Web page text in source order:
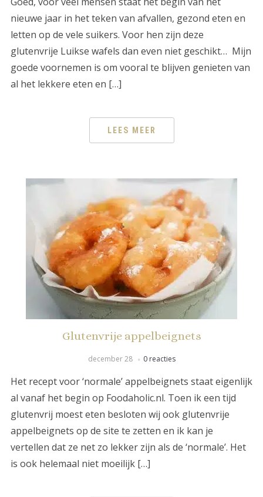
nieuwe jaar in het teken van afvallen, gezond eten en
letten op de vele suikers. Voor hen zijn deze
glutenvrije Luikse wafels dan even niet geschikt… Mijn
goede voornemen is om vooral te blijven genieten van
al het lekkere eten en […]
LEES MEER
Glutenvrije appelbeignets
december 28 0 reacties
Het recept voor ‘normale’ appelbeignets staat eigenlijk
al vanaf het begin op Foodaholic.nl. Toen ik een tijd
glutenvrij moest eten besloten wij ook glutenvrije
appelbeignets op de site te zetten en ik kan je
vertellen dat ze net zo lekker zijn als de ‘normale’. Het
is ook helemaal niet moeilijk […]